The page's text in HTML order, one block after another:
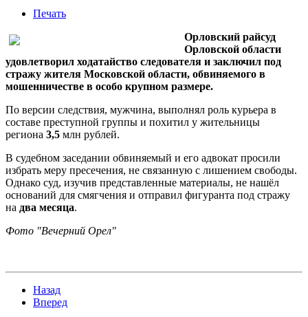
Печать
Орловский райсуд
Орловской области
удовлетворил ходатайство следователя и заключил под
стражу жителя Московской области, обвиняемого в
мошенничестве в особо крупном размере.
По версии следствия, мужчина, выполнял роль курьера в
составе преступной группы и похитил у жительницы
региона 3,5 млн рублей.
В судебном заседании обвиняемый и его адвокат просили
избрать меру пресечения, не связанную с лишением свободы.
Однако суд, изучив представленные материалы, не нашёл
оснований для смягчения и отправил фигуранта под стражу
на два месяца.
Фото "Вечерний Орел"
Назад
Вперед